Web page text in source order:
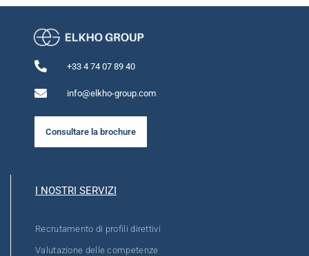
+33 4 74 07 89 40
info@elkho-group.com
Consultare la brochure
I NOSTRI SERVIZI
Recrutamento di profili direttivi
Valutazione delle competenze